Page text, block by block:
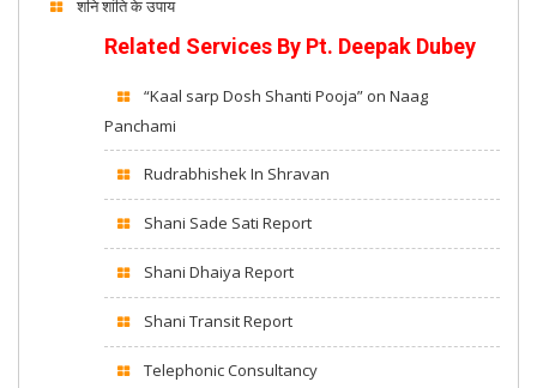
शनि शांति के उपाय
Related Services By Pt. Deepak Dubey
“Kaal sarp Dosh Shanti Pooja” on Naag
Panchami
Rudrabhishek In Shravan
Shani Sade Sati Report
Shani Dhaiya Report
Shani Transit Report
Telephonic Consultancy